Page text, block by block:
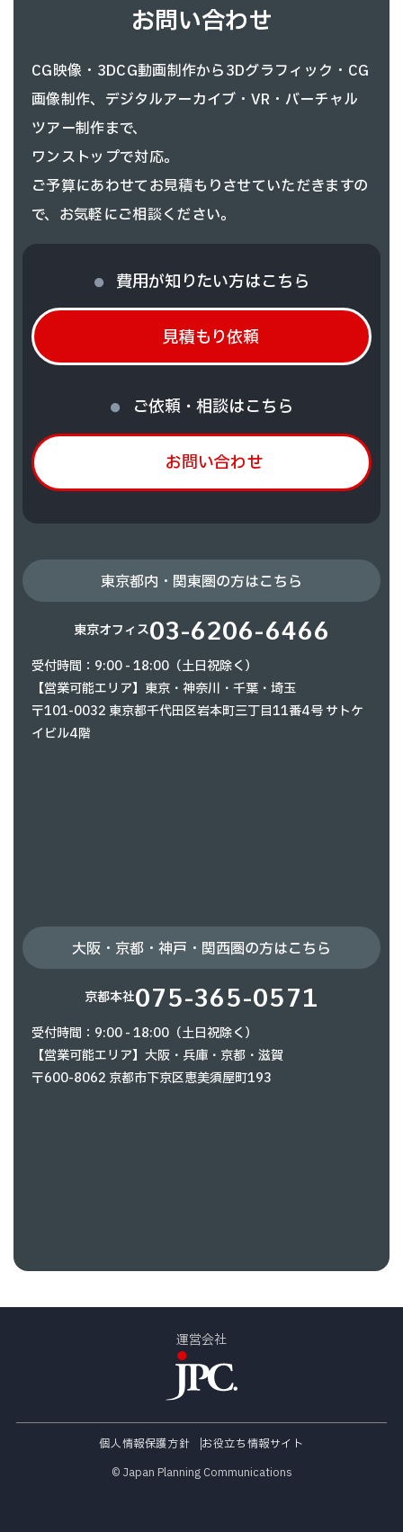
お問い合わせ
CG映像・3DCG動画制作から3Dグラフィック・CG
画像制作、 デジタルアーカイブ・VR・バーチャル
ツアー制作まで、
ワンストップで対応。
ご予算にあわせてお見積もりさせていただきますの
で、お気軽にご相談ください。
費用が知りたい方はこちら
見積もり依頼
ご依頼・相談はこちら
お問い合わせ
東京都内・関東圏の方はこちら
東京オフィス03-6206-6466
受付時間：9:00 - 18:00（土日祝除く）
【営業可能エリア】東京・神奈川・千葉・埼玉
〒101-0032 東京都千代田区岩本町三丁目11番4号 サトケ
イビル4階
大阪・京都・神戸・関西圏の方はこちら
京都本社075-365-0571
受付時間：9:00 - 18:00（土日祝除く）
【営業可能エリア】大阪・兵庫・京都・滋賀
〒600-8062 京都市下京区恵美須屋町193
運営会社
個人情報保護方針
お役立ち情報サイト
© Japan Planning Communications